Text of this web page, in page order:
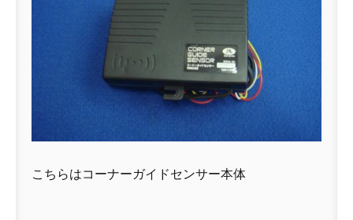
こちらはコーナーガイドセンサー本体